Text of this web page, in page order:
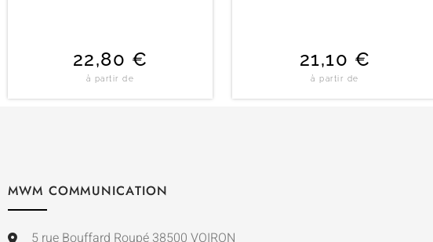
22,80 €
à partir de
21,10 €
à partir de
MWM COMMUNICATION